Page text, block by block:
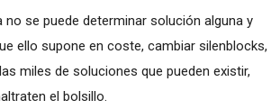
se puede determinar solución alguna y
ello supone en coste, cambiar silenblocks,
miles de soluciones que pueden existir,
el bolsillo.